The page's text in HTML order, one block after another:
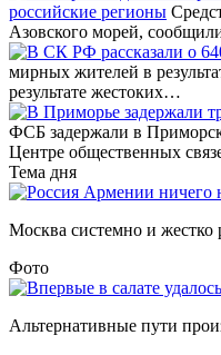
российские регионы
Азовского морей,
мирных жителей в
результате жестоких…
ФСБ задержали в
Центре общественных
Тема дня
Москва системно и жестко
Фото
Альтернативные пути